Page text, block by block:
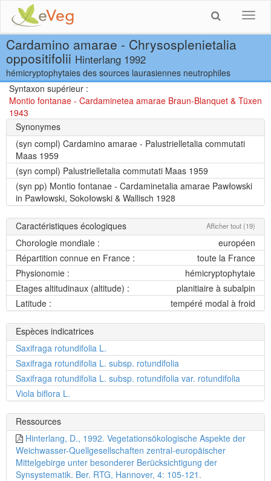
Cardamino amarae - Chrysosplenietalia
oppositifolii Hinterlang 1992
hémicryptophytaies des sources laurasiennes neutrophiles
Syntaxon supérieur :
Montio fontanae - Cardaminetea amarae Braun-Blanquet & Tüxen
1943
Synonymes
(syn compl) Cardamino amarae - Palustrielletalia commutati
Maas 1959
(syn compl) Palustrielletalia commutati Maas 1959
(syn pp) Montio fontanae - Cardaminetalia amarae Pawłowski
in Pawłowski, Sokołowski & Wallisch 1928
Caractéristiques écologiques Afficher tout (19)
Chorologie mondiale :
européen
Répartition connue en France :
toute la France
Physionomie :
hémicryptophytaie
Etages altitudinaux (altitude) :
planitiaire à subalpin
Latitude :
tempéré modal à froid
Espèces indicatrices
Saxifraga rotundifolia L.
Saxifraga rotundifolia L. subsp. rotundifolia
Saxifraga rotundifolia L. subsp. rotundifolia var. rotundifolia
Viola biflora L.
Ressources
Hinterlang, D., 1992. Vegetationsökologische Aspekte der
Weichwasser-Quellgesellschaften zentral-europäischer
Mittelgebirge unter besonderer Berücksichtigung der
Synsystematik. Ber. RTG, Hannover, 4: 105-121.